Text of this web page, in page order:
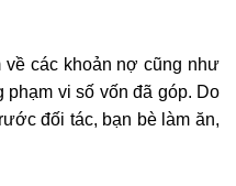
về các khoản nợ cũng như
phạm vi số vốn đã góp. Do
đối tác, bạn bè làm ăn,